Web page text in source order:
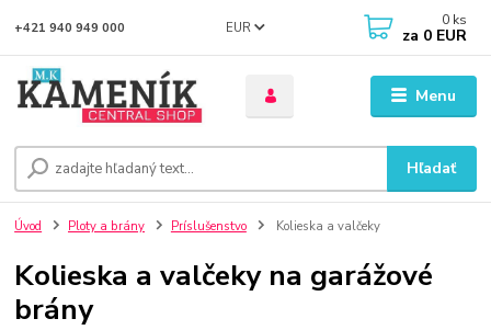
Menu
EUR
Hľadať
+421 940 949 000 0 ks
za 0 EUR
Úvod Ploty a brány Príslušenstvo Kolieska a valčeky
Kolieska a valčeky na garážové
brány